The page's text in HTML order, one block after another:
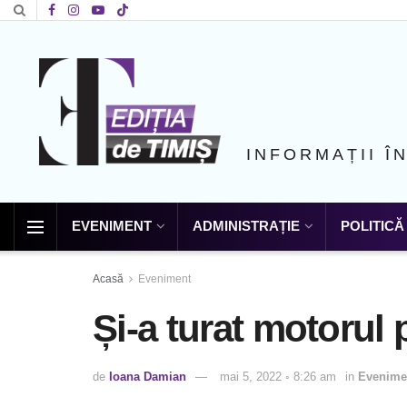
INFORMAȚII
EVENIMENT ADMINISTRAȚIE POLITICĂ
Acasă Eveniment
Și-a turat motorul
de Ioana Damian mai 5, 2022 ◦ 8:26 am in